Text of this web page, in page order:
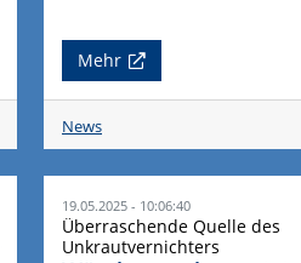
Mehr
News
19.05.2025 - 10:06:40
Überraschende Quelle des
Unkrautvernichters